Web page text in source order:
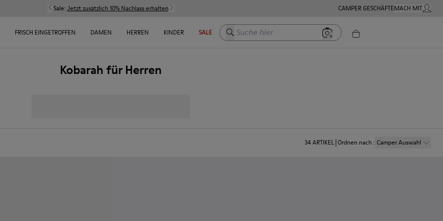
Sale: Jetzt zusätzlich 10% Nachlass erhalten CAMPER GESCHÄFTEMACH MITMEIN
FRISCH EINGETROFFEN DAMEN HERREN KINDER SALE Suche hier
Kobarah für Herren
34ARTIKEL Ordnen nach : Camper Auswahl